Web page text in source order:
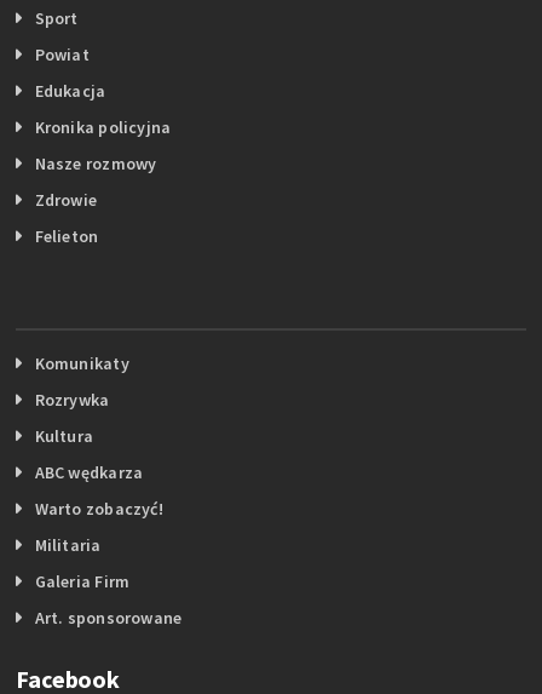
Sport
Powiat
Edukacja
Kronika policyjna
Nasze rozmowy
Zdrowie
Felieton
Komunikaty
Rozrywka
Kultura
ABC wędkarza
Warto zobaczyć!
Militaria
Galeria Firm
Art. sponsorowane
Facebook